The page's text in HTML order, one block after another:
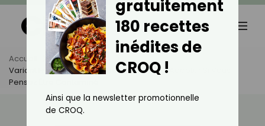
Accueil Actus
Santé
Variant Frankenstein : Les Bons Réflexes À Adopter Si Vous
Pensez Être Contaminé
gratuitement
180 recettes
inédites de
CROQ !
Ainsi que la newsletter promotionnelle
de CROQ.